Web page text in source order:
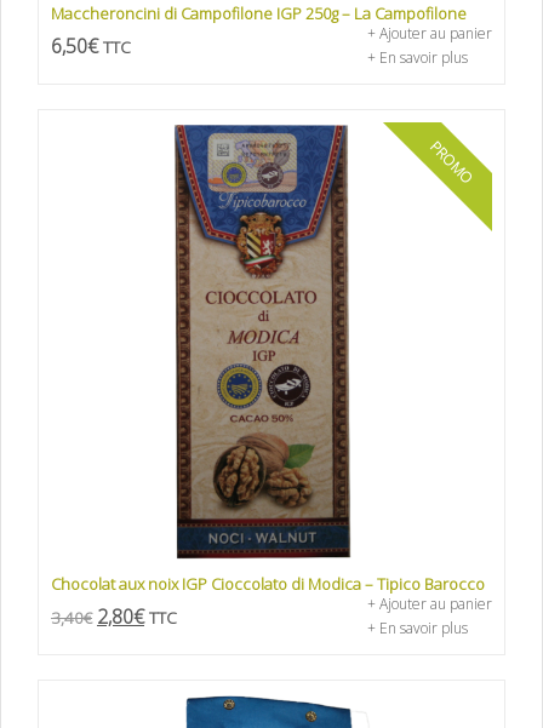
Maccheroncini di Campofilone IGP 250g – La Campofilone
6,50€ TTC
+ Ajouter au panier
+ En savoir plus
PROMO
Chocolat aux noix IGP Cioccolato di Modica – Tipico Barocco
3,40€ 2,80€ TTC
+ Ajouter au panier
+ En savoir plus